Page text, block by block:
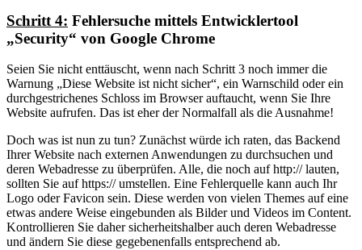
Schritt 4: Fehlersuche mittels Entwicklertool
„Security“ von Google Chrome
Seien Sie nicht enttäuscht, wenn nach Schritt 3 noch immer die
Warnung „Diese Website ist nicht sicher“, ein Warnschild oder ein
durchgestrichenes Schloss im Browser auftaucht, wenn Sie Ihre
Website aufrufen. Das ist eher der Normalfall als die Ausnahme!
Doch was ist nun zu tun? Zunächst würde ich raten, das Backend
Ihrer Website nach externen Anwendungen zu durchsuchen und
deren Webadresse zu überprüfen. Alle, die noch auf http:// lauten,
sollten Sie auf https:// umstellen. Eine Fehlerquelle kann auch Ihr
Logo oder Favicon sein. Diese werden von vielen Themes auf eine
etwas andere Weise eingebunden als Bilder und Videos im Content.
Kontrollieren Sie daher sicherheitshalber auch deren Webadresse
und ändern Sie diese gegebenenfalls entsprechend ab.